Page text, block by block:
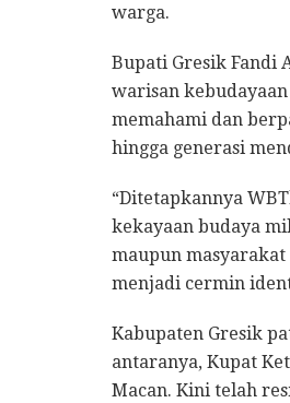
warga.
Bupati Gresik Fandi
warisan
memahami dan
hingga generasi
“Ditetapkannya
kekayaan budaya
maupun
menjadi cermin
Kabupaten Gresik
antaranya, Kupat
Macan. Kini telah